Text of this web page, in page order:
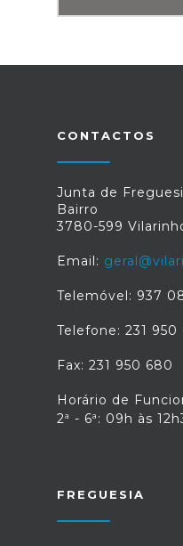
CONTACTOS
Junta de
Bairro
3780-599
Email:
Telemóvel: 937
Telefone: 231 950
Fax: 231 950 680
Horário de
2ª - 6ª: 09h às
FREGUESIA